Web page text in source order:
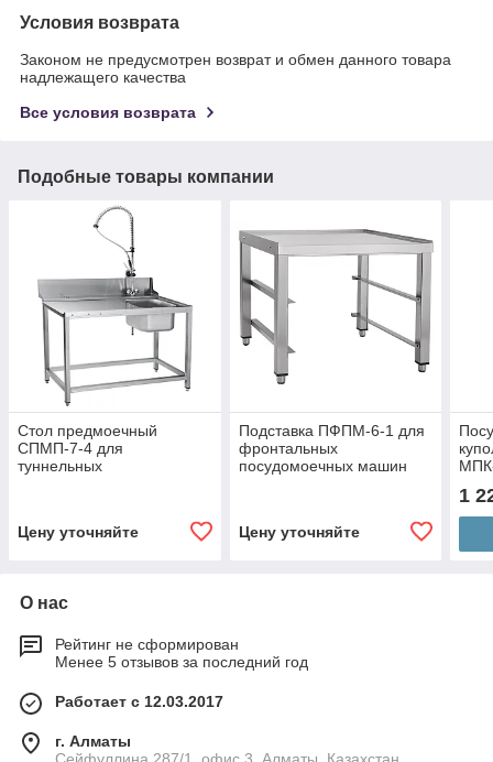
Условия возврата
Законом не предусмотрен возврат и обмен данного товара
надлежащего качества
Все условия возврата
Подобные товары компании
Стол предмоечный
СПМП-7-4 для
туннельных
Цену уточняйте
Подставка ПФПМ-6-1 для
фронтальных
посудомоечных машин
Цену уточняйте
1
О нас
Рейтинг не сформирован
Менее 5 отзывов за последний год
Работает с 12.03.2017
г. Алматы